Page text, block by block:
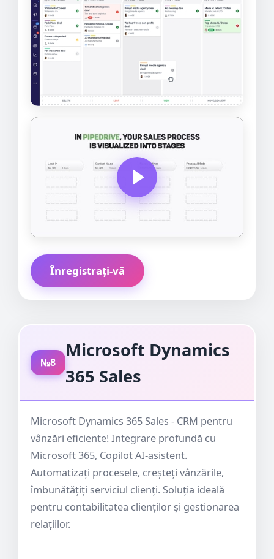
Înregistrați-vă
№8
Microsoft Dynamics
365 Sales
Microsoft Dynamics 365 Sales - CRM pentru
vânzări eficiente! Integrare profundă cu
Microsoft 365, Copilot AI-asistent.
Automatizați procesele, creșteți vânzările,
îmbunătățiți serviciul clienți. Soluția ideală
pentru contabilitatea clienților și gestionarea
relațiilor.